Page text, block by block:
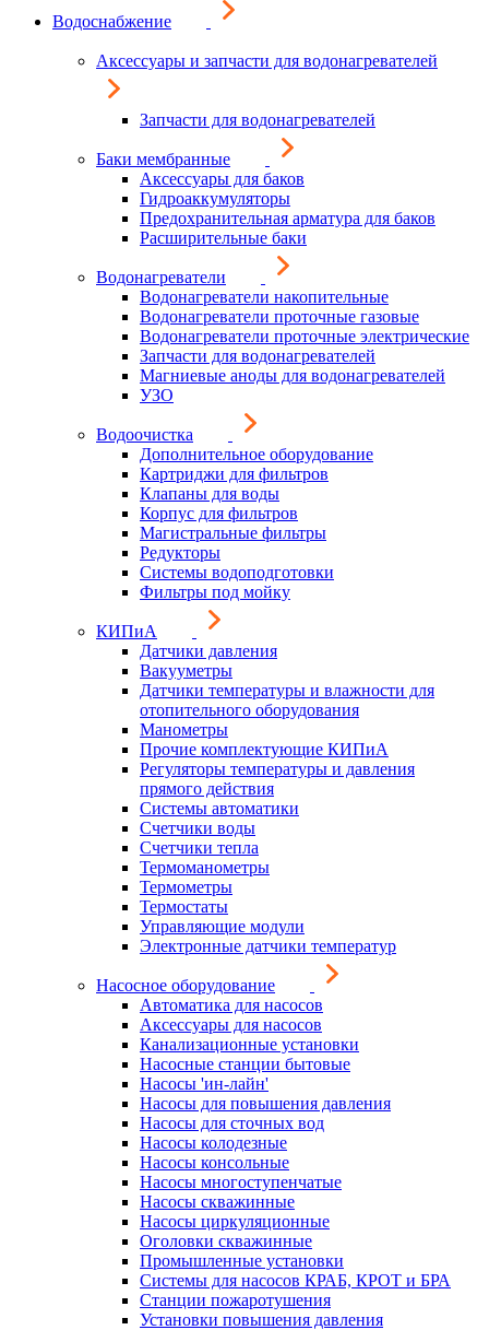
Водоснабжение
Аксессуары и запчасти для водонагревателей
Запчасти для водонагревателей
Баки мембранные
Аксессуары для баков
Гидроаккумуляторы
Предохранительная арматура для баков
Расширительные баки
Водонагреватели
Водонагреватели накопительные
Водонагреватели проточные газовые
Водонагреватели проточные электрические
Запчасти для водонагревателей
Магниевые аноды для водонагревателей
УЗО
Водоочистка
Дополнительное оборудование
Картриджи для фильтров
Клапаны для воды
Корпус для фильтров
Магистральные фильтры
Редукторы
Системы водоподготовки
Фильтры под мойку
КИПиА
Датчики давления
Вакууметры
Датчики температуры и влажности для
отопительного оборудования
Манометры
Прочие комплектующие КИПиА
Регуляторы температуры и давления
прямого действия
Системы автоматики
Счетчики воды
Счетчики тепла
Термоманометры
Термометры
Термостаты
Управляющие модули
Электронные датчики температур
Насосное оборудование
Автоматика для насосов
Аксессуары для насосов
Канализационные установки
Насосные станции бытовые
Насосы 'ин-лайн'
Насосы для повышения давления
Насосы для сточных вод
Насосы колодезные
Насосы консольные
Насосы многоступенчатые
Насосы скважинные
Насосы циркуляционные
Оголовки скважинные
Промышленные установки
Системы для насосов КРАБ, КРОТ и БРА
Станции пожаротушения
Установки повышения давления